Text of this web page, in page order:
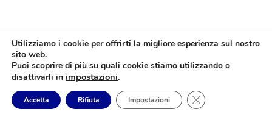
Utilizziamo i cookie per offrirti la migliore esperienza sul nostro
sito web.
Puoi scoprire di più su quali cookie stiamo utilizzando o
disattivarli in impostazioni.
Accetta Rifiuta Impostazioni Close GDPR